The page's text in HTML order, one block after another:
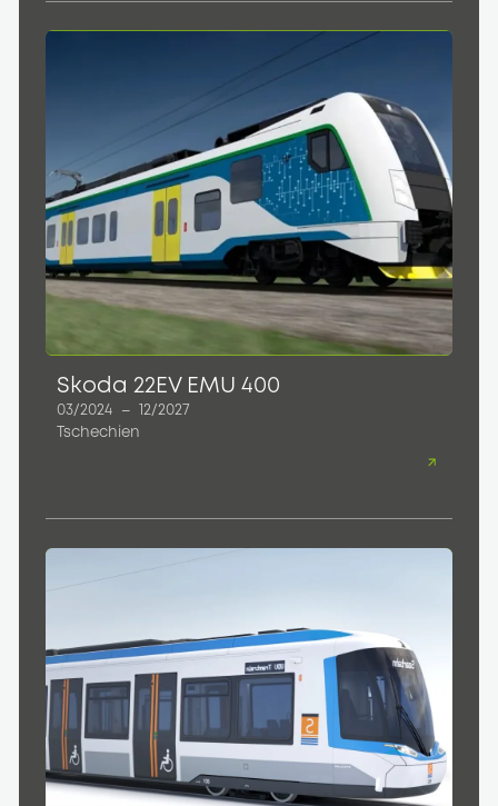
Skoda 22EV EMU 400
03/2024 –
12/2027
Tschechien